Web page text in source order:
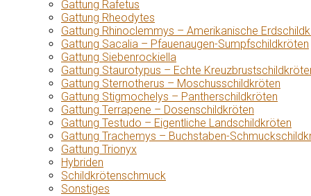
Gattung Rafetus
Gattung Rheodytes
Gattung Rhinoclemmys – Amerikanische
Gattung Sacalia – Pfauenaugen-Sumpfschildkröten
Gattung Siebenrockiella
Gattung Staurotypus – Echte
Gattung Sternotherus – Moschusschildkröten
Gattung Stigmochelys – Pantherschildkröten
Gattung Terrapene – Dosenschildkröten
Gattung Testudo – Eigentliche Landschildkröten
Gattung Trachemys – Buchstaben-
Gattung Trionyx
Hybriden
Schildkrötenschmuck
Sonstiges